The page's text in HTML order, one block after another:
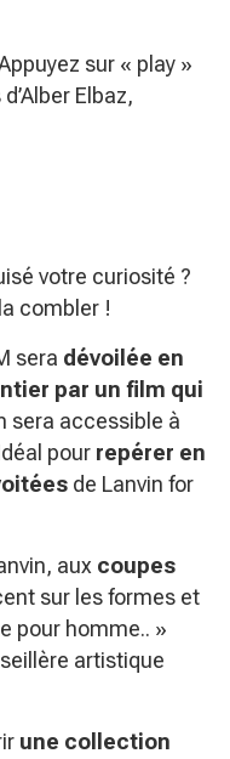
sur « play »
Elbaz,
votre curiosité ?
combler !
sera dévoilée en
par un film qui
sera accessible à
pour repérer en
de Lanvin for
aux coupes
sur les formes et
pour homme.. »
artistique
une collection